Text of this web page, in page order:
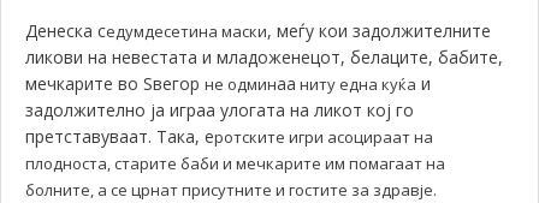
Денеска седумдесетина маски, меѓу кои задолжителните
ликови на невестата и младоженецот, белаците, бабите,
мечкарите во Ѕвегор не одминаа ниту една куќа и
задолжително ја играа улогата на ликот кој го
претставуваат. Така, еротските игри асоцираат на
плодноста, старите баби и мечкарите им помагаат на
болните, а се црнат присутните и гостите за здравје.